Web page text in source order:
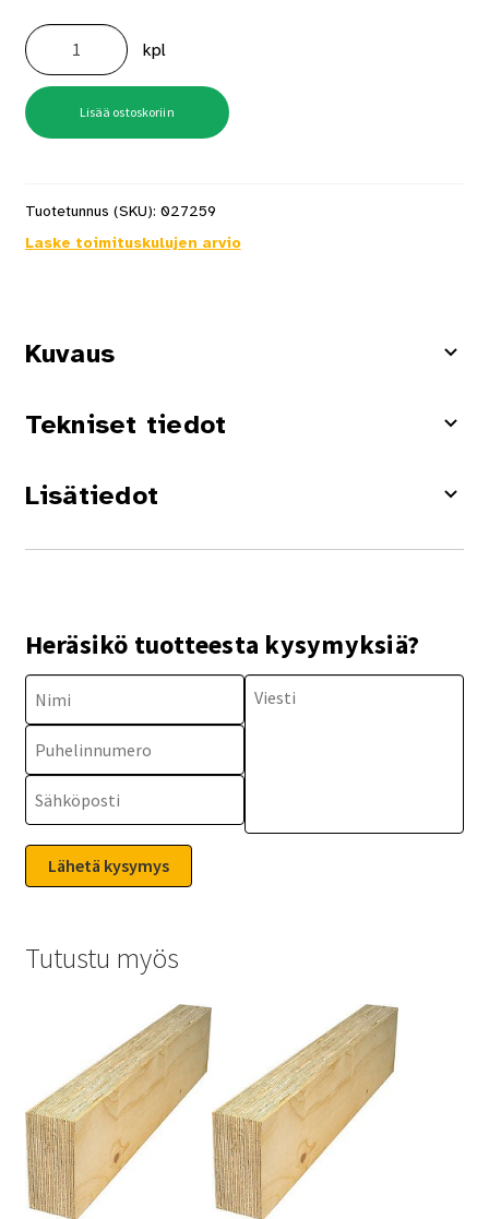
Väliseinätolppa
Viilupuu
39X66X3000
määrä
kpl
Lisää ostoskoriin
Tuotetunnus (SKU): 027259
Laske toimituskulujen arvio
Kuvaus
Tekniset tiedot
Lisätiedot
Heräsikö tuotteesta kysymyksiä?
Tutustu myös